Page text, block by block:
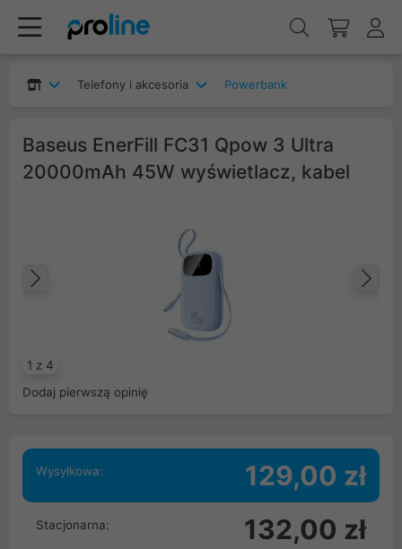
Telefony i akcesoria Powerbank
Baseus EnerFill FC31 Qpow 3 Ultra
20000mAh 45W wyświetlacz, kabel
1 z 4
Dodaj pierwszą opinię
Wysyłkowa: 129,00 zł
Stacjonarna: 132,00 zł